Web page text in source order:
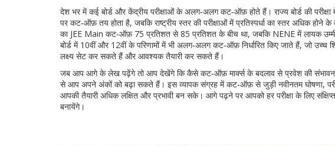
देश भर में कई बोर्ड और केंद्रीय परीक्षाओं के अलग‑अलग कट‑ऑफ़ होते हैं। राज्य बोर्ड की
पर कट‑ऑफ़ तय होता है, जबकि राष्ट्रीय स्तर की परीक्षाओं में प्रतिस्पर्धा का स्तर अधिक
का JEE Main कट‑ऑफ़ 75 प्रतिशत से 85 प्रतिशत के बीच था, जबकि NENE में लायक
बोर्ड में 10वीं और 12वीं के परिणामों में भी अलग‑अलग कट‑ऑफ़ निर्धारित किए जाते हैं, जो उच्च
लक्ष्य सेट कर सकते हैं और आवश्यक तैयारी कर सकते हैं।
जब आप आगे के लेख पढ़ेंगे तो आप देखेंगे कि कैसे कट‑ऑफ़ मार्क्स के बदलाव से प्रवेश की
से आप अपने अंकों को बढ़ा सकते हैं। इस व्यापक संग्रह में कट‑ऑफ़ से जुड़ी नवीनतम घोषणा,
आपकी तैयारी अधिक लक्षित और प्रभावी बन सके। आगे पढ़ने पर आपको हर परीक्षा के लिए
बनायेंगे।